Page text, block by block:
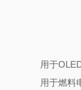
用于
用于燃料